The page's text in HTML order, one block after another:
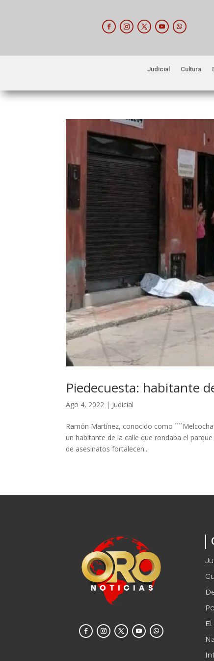
Judicial Cultura
Piedecuesta: habitante
Ago 4, 2022 | Judicial
Ramón Martínez, conocido como
un habitante de la calle que rondaba el
de asesinatos fortalecen...